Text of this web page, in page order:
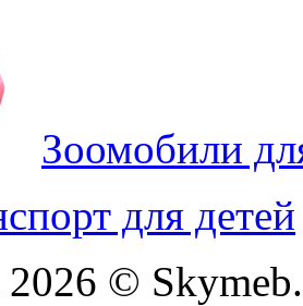
Зоомобили
для детей
©